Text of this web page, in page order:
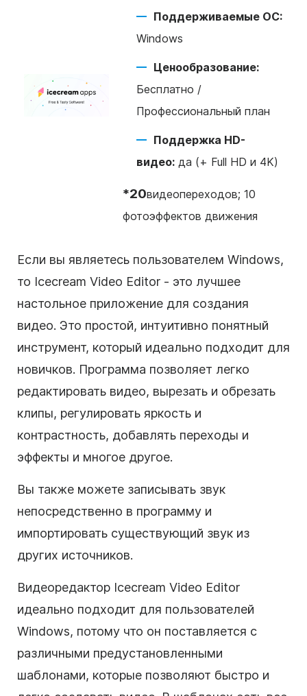
Поддерживаемые ОС:
Windows
Ценообразование:
Бесплатно /
Профессиональный план
Поддержка HD-
видео: да (+ Full HD и 4K)
*20видеопереходов; 10
фотоэффектов движения
Если вы являетесь пользователем Windows,
то Icecream Video Editor - это лучшее
настольное приложение для создания
видео. Это простой, интуитивно понятный
инструмент, который идеально подходит для
новичков. Программа позволяет легко
редактировать видео, вырезать и обрезать
клипы, регулировать яркость и
контрастность, добавлять переходы и
эффекты и многое другое.
Вы также можете записывать звук
непосредственно в программу и
импортировать существующий звук из
других источников.
Видеоредактор Icecream Video Editor
идеально подходит для пользователей
Windows, потому что он поставляется с
различными предустановленными
шаблонами, которые позволяют быстро и